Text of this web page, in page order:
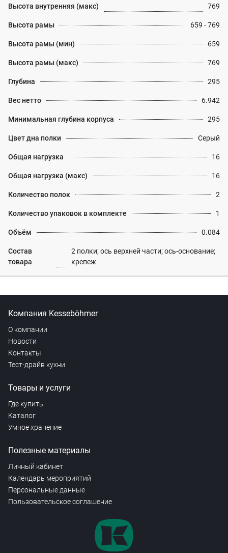
Высота внутренняя (макс) 769
Высота рамы 659 - 769
Высота рамы (мин) 659
Высота рамы (макс) 769
Глубина 295
Вес нетто 6.942
Минимальная глубина корпуса 295
Цвет дна полки Серый
Общая нагрузка 16
Общая нагрузка (макс) 16
Количество полок 2
Количество упаковок в комплекте 1
Объём 0.084
Состав
товара
2 полки; ось верхней части; ось-основание;
крепеж
Компания Kesseböhmer
О компании
Новости
Контакты
Тест-драйв кухни
Товары и услуги
Где купить
Каталог
Умное хранение
Полезные материалы
Личный кабинет
Календарь мероприятий
Персональные данные
Пользовательское соглашение